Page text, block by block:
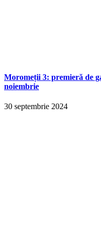
Moromeții 3: premieră de
noiembrie
30 septembrie 2024